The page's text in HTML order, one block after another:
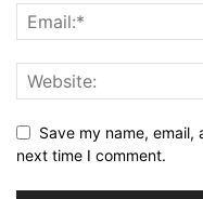
Save my name,
next time I comment.